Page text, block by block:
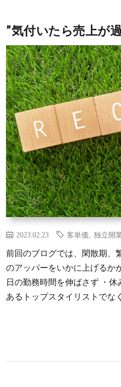
”気付いたら売上が
2023.02.23 客単価 独立開
前回のブログでは、閑散期、
のアッパーをいかに上げるか
日の勤務時間を伸ばさず ・
あるトップスタイリストでな